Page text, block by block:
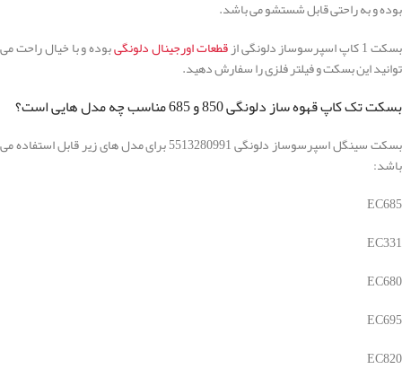
بوده و به راحتی قابل شستشو می باشد.
بسکت 1 کاپ اسپرسوساز دلونگی از
قطعات اورجینال دلونگیبوده و با خیال راحت می
توانید این بسکت و فیلتر فلزی را سفارش دهید.
بسکت تک کاپ قهوه ساز دلونگی 850 و 685 مناسب چه مدل هایی است؟
بسکت سینگل اسپرسوساز دلونگی 5513280991 برای مدل های زیر قابل استفاده می
باشد:
EC685
EC331
EC680
EC695
EC820